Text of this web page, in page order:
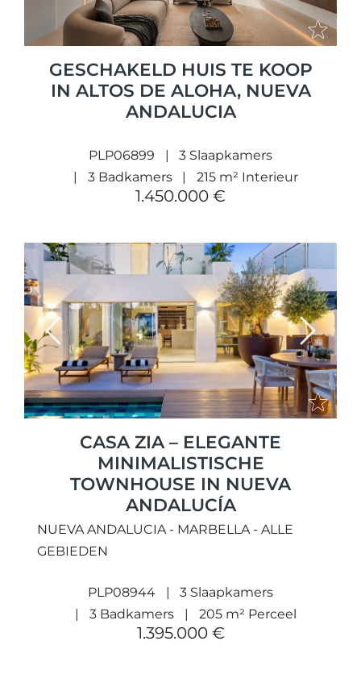
GESCHAKELD HUIS TE KOOP
IN ALTOS DE ALOHA, NUEVA
ANDALUCIA
PLP06899
3 Slaapkamers
3 Badkamers
215 m² Interieur
1.450.000 €
Previous Next
CASA ZIA – ELEGANTE
MINIMALISTISCHE
TOWNHOUSE IN NUEVA
ANDALUCÍA
NUEVA ANDALUCIA - MARBELLA - ALLE
GEBIEDEN
PLP08944
3 Slaapkamers
3 Badkamers
205 m² Perceel
1.395.000 €